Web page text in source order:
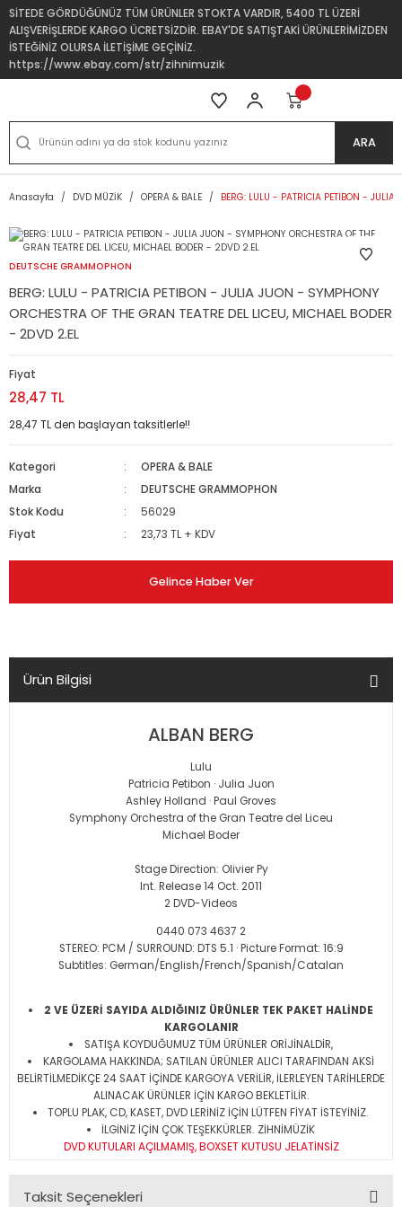
SİTEDE GÖRDÜĞÜNÜZ TÜM ÜRÜNLER STOKTA VARDIR, 5400 TL ÜZERİ
ALIŞVERİŞLERDE KARGO ÜCRETSİZDİR. EBAY'DE SATIŞTAKİ ÜRÜNLERİMİZDEN
İSTEĞİNİZ OLURSA İLETİŞİME GEÇİNİZ.
https://www.ebay.com/str/zihnimuzik
ARA
Anasayfa DVD MÜZİK OPERA & BALE BERG: LULU - PATRICIA PETIBON - JULIA
DEUTSCHE GRAMMOPHON
BERG: LULU - PATRICIA PETIBON - JULIA JUON - SYMPHONY
ORCHESTRA OF THE GRAN TEATRE DEL LICEU, MICHAEL BODER
- 2DVD 2.EL
Fiyat
28,47 TL
28,47 TL den başlayan taksitlerle!!
Kategori
OPERA & BALE
Marka
DEUTSCHE GRAMMOPHON
Stok Kodu
56029
Fiyat
23,73 TL + KDV
Gelince Haber Ver
Ürün Bilgisi
ALBAN BERG
Lulu
Patricia Petibon · Julia Juon
Ashley Holland · Paul Groves
Symphony Orchestra of the Gran Teatre del Liceu
Michael Boder
Stage Direction: Olivier Py
Int. Release 14 Oct. 2011
2 DVD-Videos
0440 073 4637 2
STEREO: PCM / SURROUND: DTS 5.1 · Picture Format: 16:9
Subtitles: German/English/French/Spanish/Catalan
2 VE ÜZERİ SAYIDA ALDIĞINIZ ÜRÜNLER TEK PAKET HALİNDE
KARGOLANIR
SATIŞA KOYDUĞUMUZ TÜM ÜRÜNLER ORİJİNALDİR,
KARGOLAMA HAKKINDA; SATILAN ÜRÜNLER ALICI TARAFINDAN AKSİ
BELİRTİLMEDİKÇE 24 SAAT İÇİNDE KARGOYA VERİLİR, İLERLEYEN TARİHLERDE
ALINACAK ÜRÜNLER İÇİN KARGO BEKLETİLİR.
TOPLU PLAK, CD, KASET, DVD LERİNİZ İÇİN LÜTFEN FİYAT İSTEYİNİZ.
İLGİNİZ İÇİN ÇOK TEŞEKKÜRLER. ZİHNİMÜZİK
DVD KUTULARI AÇILMAMIŞ, BOXSET KUTUSU JELATİNSİZ
Taksit Seçenekleri